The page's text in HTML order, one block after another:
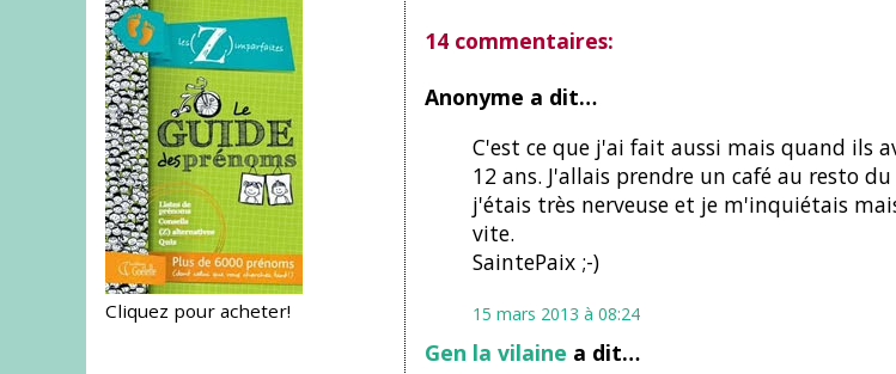
Cliquez pour acheter!
14 commentaires:
Anonyme a dit…
C'est ce que j'ai fait aussi mais quand ils
12 ans. J'allais prendre un café au resto
j'étais très nerveuse et je m'inquiétais
vite.
SaintePaix ;-)
15 mars 2013 à 08:24
Gen la vilaine a dit…